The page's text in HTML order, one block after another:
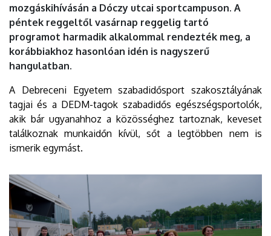
mozgáskihívásán a Dóczy utcai sportcampuson. A
péntek reggeltől vasárnap reggelig tartó
programot harmadik alkalommal rendezték meg, a
korábbiakhoz hasonlóan idén is nagyszerű
hangulatban.
A Debreceni Egyetem szabadidősport szakosztályának
tagjai és a DEDM-tagok szabadidős egészségsportolók,
akik bár ugyanahhoz a közösséghez tartoznak, keveset
találkoznak munkaidőn kívül, sőt a legtöbben nem is
ismerik egymást.